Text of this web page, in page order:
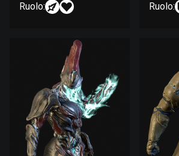
Ruolo: Ruolo: